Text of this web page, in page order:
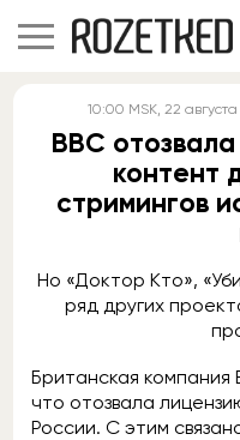
10:00 MSK, 22
BBC
контент
стримингов
Но «Доктор Кто»,
ряд других
Британская
что отозвала
России. С этим